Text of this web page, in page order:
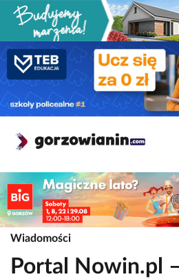
Wiadomości
Portal Nowin.pl